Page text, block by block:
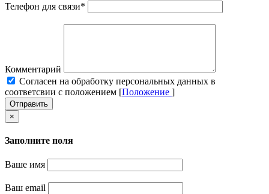
Телефон для связи*
Комментарий
Cогласен на обработку персональных данных в
соответсвии с положением [Положение ]
Отправить
×
Заполните поля
Ваше имя
Ваш email